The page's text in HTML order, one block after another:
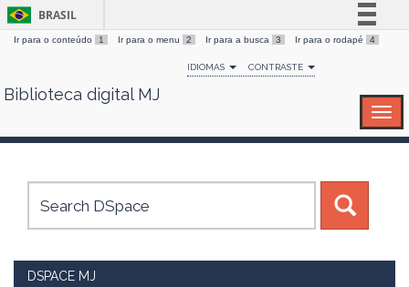
Skip
BRASIL
Simplifique!
Comunica BR
Canais
Ir para o conteúdo 1 Ir para o menu 2 Ir para a busca 3 Ir para o rodapé 4
IDIOMAS CONTRASTE
Biblioteca digital MJ
DSPACE MJ